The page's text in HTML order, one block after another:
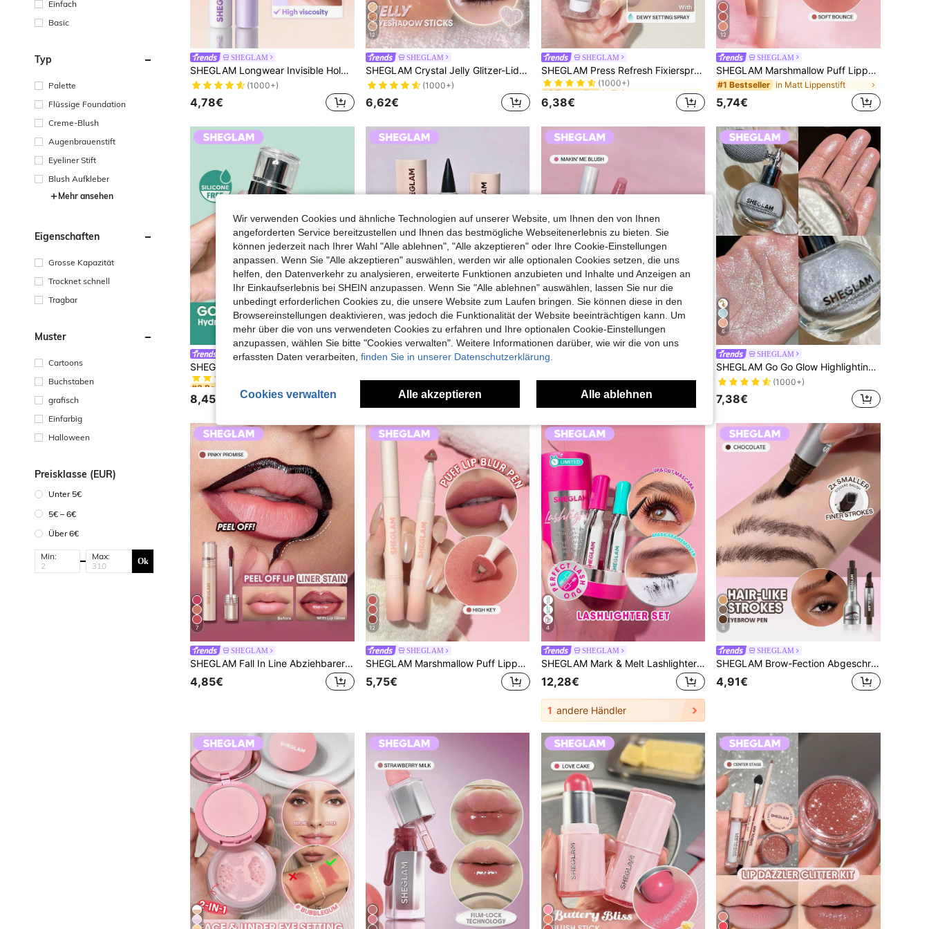
Einfach
Basic
Typ
Palette
Flüssige Foundation
Creme-Blush
Augenbrauenstift
Eyeliner Stift
Blush Aufkleber
Mehr ansehen
Eigenschaften
Grosse Kapazität
Trocknet schnell
Tragbar
Muster
Cartoons
Buchstaben
grafisch
Einfarbig
Halloween
Preisklasse (EUR)
Unter 5€
5€ – 6€
Über 6€
Min: Max: Ok
SHEGLAM
SHEGLAM Longwear Invisible Hold Wimpernkleber-Clear Marken-Schönheit Kosmetik Make-up für Frauen und Mädchen
(1000+)
4,78€
12
SHEGLAM
SHEGLAM Crystal Jelly Glitzer-Lidschatten-Stift-Frost Bite Marken-Schönheit Kosmetik Make-up für Frauen und Mädchen
(1000+)
6,62€
SHEGLAM
SHEGLAM Press Refresh Fixierspray Marken-SchöNheit Kosmetik Make-Up FüR Frauen Und MäDchen
#3 Bestseller in Fixierspray
(1000+)
#3 Bestseller in Fixierspray
#3 Bestseller in Fixierspray
#3 Bestseller
6,38€
12
SHEGLAM
SHEGLAM Marshmallow Puff Lippen-Blur-Stift-032 Soft Bounce Marken-Schönheit Kosmetik Make-up für Frauen und Mädchen
#1 Bestseller in Matt Lippenstift
5,74€
SHEGLAM
#3 Bestseller in Natürlich Ton
#3 Bestseller
(1000+)
#3 Bestseller
(1000+)
#3 Bestseller
8,45€
SHEGLAM
#6 Bestseller in Augen Make-up
#6 Bestseller in Augen Make-up
(1000+)
#6 Bestseller in Augen Make-up
(1000+)
in Augen Make-up
4,78€
12
5,42€
6
SHEGLAM
SHEGLAM Go Go Glow Highlighting KöRperspray-Frosted Opal Marken-SchöNheit Kosmetik Make-Up FüR Frauen Und MäDchen
(1000+)
7,38€
7
SHEGLAM
SHEGLAM Fall In Line Abziehbarer Lipliner-Pinky Promise henna Marken-Schönheit Kosmetik Make-up für Frauen und Mädchen
4,85€
12
SHEGLAM
SHEGLAM Marshmallow Puff Lippen-Blur-Stift-111 high key Marken-Schönheit Kosmetik Make-up für Frauen und Mädchen
5,75€
4
SHEGLAM
SHEGLAM Mark & Melt Lashlighter Mascara Duo
12,28€
1 andere Händler
8
SHEGLAM
SHEGLAM Brow-Fection AbgeschräGter Pinsel & Puder-Chocolate Marken-SchöNheit Kosmetik Make-Up FüR Frauen Und MäDchen
4,91€
Wir verwenden Cookies und ähnliche Technologien auf unserer Website, um Ihnen den von Ihnen
angeforderten Service bereitzustellen und Ihnen das bestmögliche Webseitenerlebnis zu bieten. Sie
können jederzeit nach Ihrer Wahl "Alle ablehnen", "Alle akzeptieren" oder Ihre Cookie-Einstellungen
anpassen. Wenn Sie "Alle akzeptieren" auswählen, werden wir alle optionalen Cookies setzen, die uns
helfen, den Datenverkehr zu analysieren, erweiterte Funktionen anzubieten und Inhalte und Anzeigen an
Ihr Einkaufserlebnis bei SHEIN anzupassen. Wenn Sie "Alle ablehnen" auswählen, lassen Sie nur die
unbedingt erforderlichen Cookies zu, die unsere Website zum Laufen bringen. Sie können diese in den
Browsereinstellungen deaktivieren, was jedoch die Funktionalität der Website beeinträchtigen kann. Um
mehr über die von uns verwendeten Cookies zu erfahren und Ihre optionalen Cookie-Einstellungen
anzupassen, wählen Sie bitte "Cookies verwalten". Weitere Informationen darüber, wie wir die von uns
erfassten Daten verarbeiten, finden Sie in unserer Datenschutzerklärung.
Cookies verwalten Alle akzeptieren Alle ablehnen